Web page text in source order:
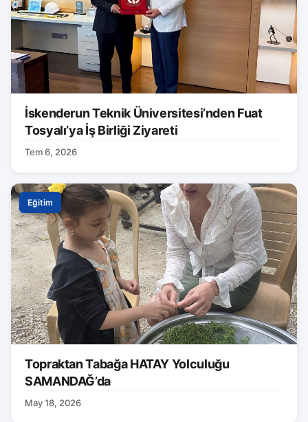
İskenderun Teknik Üniversitesi’nden Fuat
Tosyalı’ya İş Birliği Ziyareti
Tem 6, 2026
Eğitim
Topraktan Tabağa HATAY Yolculuğu
SAMANDAĞ’da
May 18, 2026